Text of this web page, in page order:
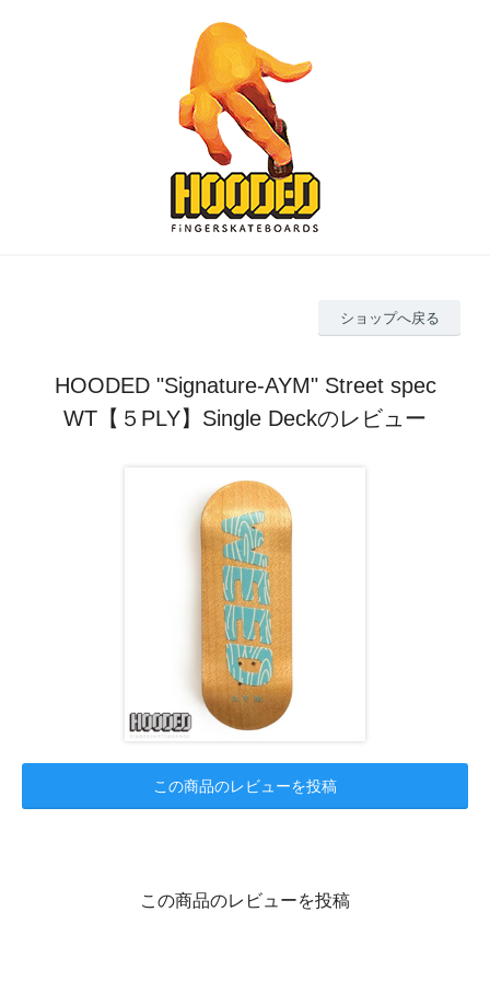
ショップへ戻る
HOODED "Signature-AYM" Street spec
WT【５PLY】Single Deckのレビュー
この商品のレビューを投稿
この商品のレビューを投稿